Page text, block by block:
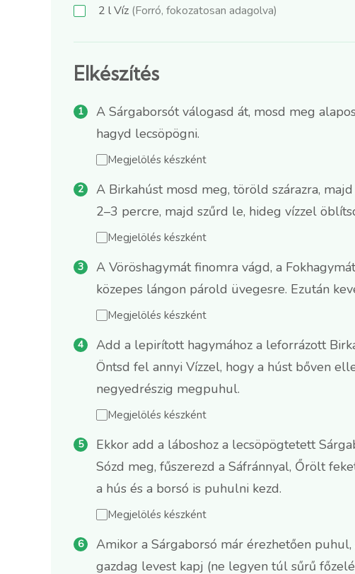
2 lVíz (Forró, fokozatosan adagolva)
Elkészítés
A Sárgaborsót válogasd át, mosd meg
hagyd lecsöpögni.
Megjelölés készként
A Birkahúst mosd meg, töröld szárazra,
2–3 percre, majd szűrd le, hideg vízzel
Megjelölés készként
A Vöröshagymát finomra vágd, a
közepes lángon párold üvegesre. Ezután
Megjelölés készként
Add a lepirított hagymához a leforrázott
Öntsd fel annyi Vízzel, hogy a húst bőven
negyedrészig megpuhul.
Megjelölés készként
Ekkor add a láboshoz a lecsöpögtetett
Sózd meg, fűszerezd a Sáfránnyal, Őrölt
a hús és a borsó is puhulni kezd.
Megjelölés készként
Amikor a Sárgaborsó már érezhetően
gazdag levest kapj (ne legyen túl sűrű